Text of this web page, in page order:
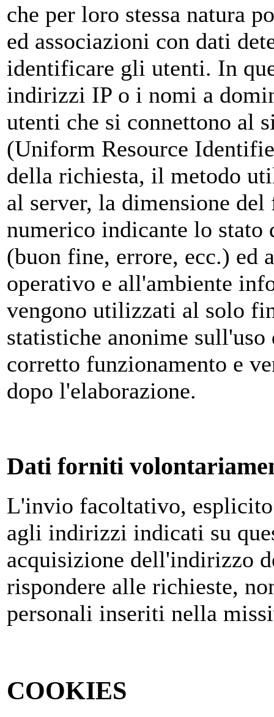
che per loro stessa natura
ed associazioni con dati
identificare gli utenti. In
indirizzi IP o i nomi a
utenti che si connettono al
(Uniform Resource
della richiesta, il metodo
al server, la dimensione
numerico indicante lo stato
(buon fine, errore, ecc.) ed
operativo e all'ambiente
vengono utilizzati al solo
statistiche anonime
corretto funzionamento e
dopo l'elaborazione.
Dati forniti
L'invio facoltativo,
agli indirizzi indicati su
acquisizione dell'indirizzo
rispondere alle richieste,
personali inseriti nella
COOKIES